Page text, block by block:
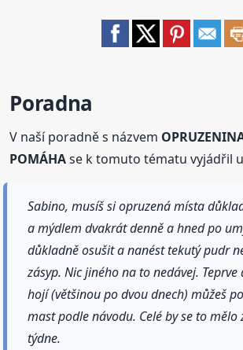
Poradna
V naší poradně s názvem
POMÁHAse k tomuto tématu vyjádřil
Sabino, musíš si opruzená místa
a mýdlem dvakrát denně a hned po
důkladně osušit a nanést tekutý pudr
zásyp. Nic jiného na to nedávej. Teprve
hojí (většinou po dvou dnech) můžeš
mast podle návodu. Celé by se to
týdne.